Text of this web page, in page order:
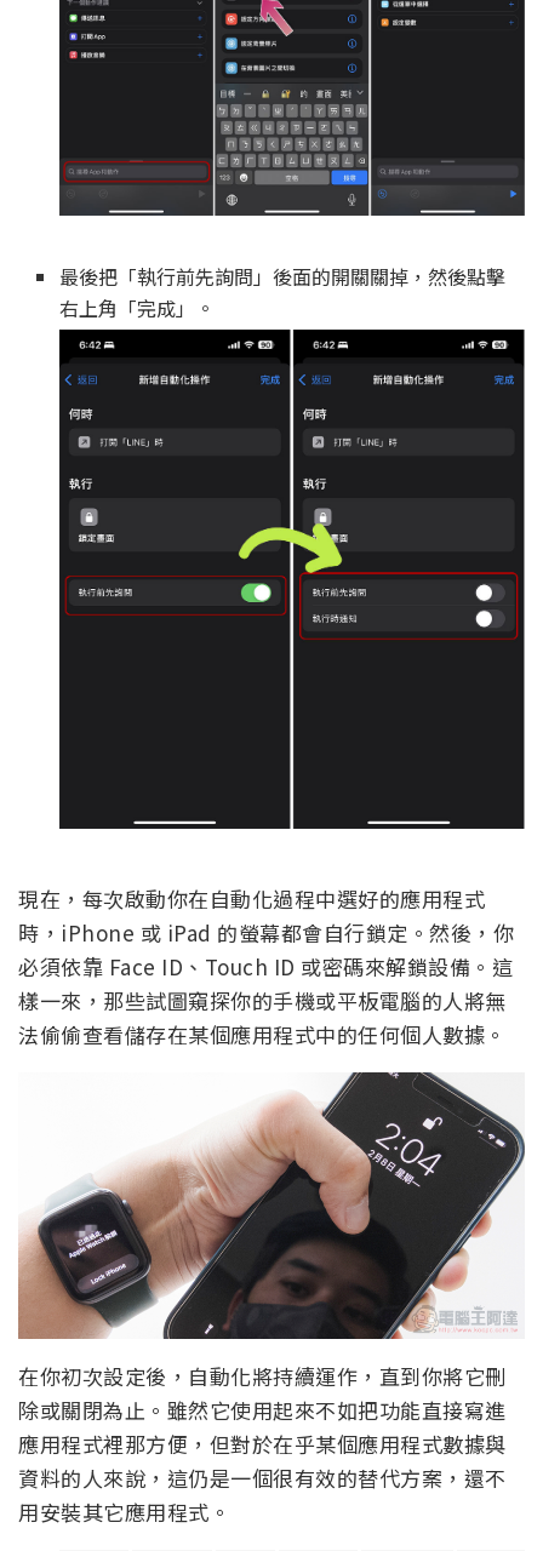
最後把「執行前先詢問」後面的開關關掉，然後點擊
右上角「完成」。
現在，每次啟動你在自動化過程中選好的應用程式
時，iPhone 或 iPad 的螢幕都會自行鎖定。然後，你
必須依靠 Face ID、Touch ID 或密碼來解鎖設備。這
樣一來，那些試圖窺探你的手機或平板電腦的人將無
法偷偷查看儲存在某個應用程式中的任何個人數據。
在你初次設定後，自動化將持續運作，直到你將它刪
除或關閉為止。雖然它使用起來不如把功能直接寫進
應用程式裡那方便，但對於在乎某個應用程式數據與
資料的人來說，這仍是一個很有效的替代方案，還不
用安裝其它應用程式。